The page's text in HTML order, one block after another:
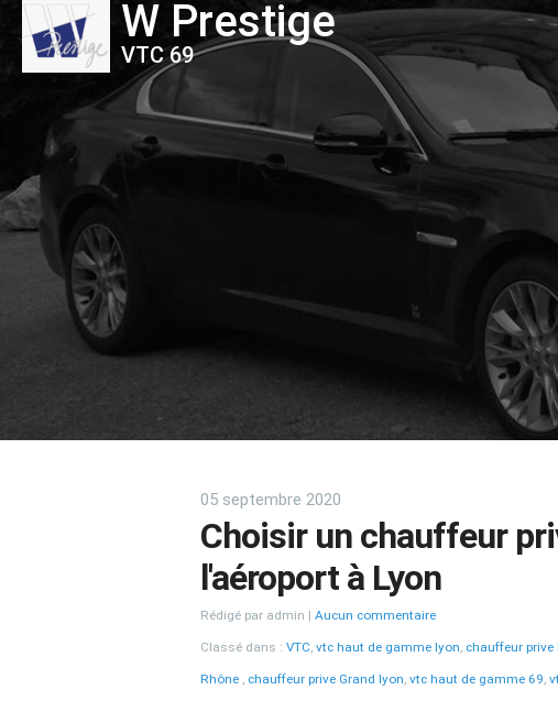
W Prestige
VTC 69
05 septembre 2020
Choisir un chauffeur
l'aéroport à Lyon
Rédigé par admin Aucun commentaire
Classé dans : VTC, vtc haut de gamme lyon, chauffeur prive
Rhône , chauffeur prive Grand lyon, vtc haut de gamme 69,